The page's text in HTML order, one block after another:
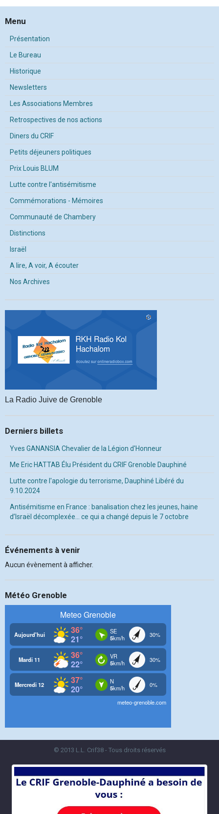
Menu
Présentation
Le Bureau
Historique
Newsletters
Les Associations Membres
Retrospectives de nos actions
Diners du CRIF
Petits déjeuners politiques
Prix Louis BLUM
Lutte contre l'antisémitisme
Commémorations - Mémoires
Communauté de Chambery
Distinctions
Israël
A lire, A voir, A écouter
Nos Archives
La Radio Juive de Grenoble
Derniers billets
Yves GANANSIA Chevalier de la Légion d'Honneur
Me Eric HATTAB Élu Président du CRIF Grenoble Dauphiné
Lutte contre l'apologie du terrorisme, Dauphiné Libéré du
9.10.2024
Antisémitisme en France : banalisation chez les jeunes, haine
d’Israël décomplexée… ce qui a changé depuis le 7 octobre
Événements à venir
Aucun évènement à afficher.
Météo Grenoble
© 2013 L.L. Crif38 - Tous droits réservés